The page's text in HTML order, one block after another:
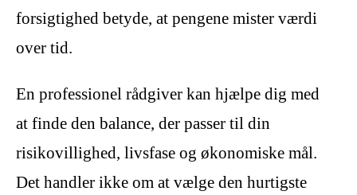
forsigtighed betyde, at pengene mister værdi
over tid.
En professionel rådgiver kan hjælpe dig med
at finde den balance, der passer til din
risikovillighed, livsfase og økonomiske mål.
Det handler ikke om at vælge den hurtigste